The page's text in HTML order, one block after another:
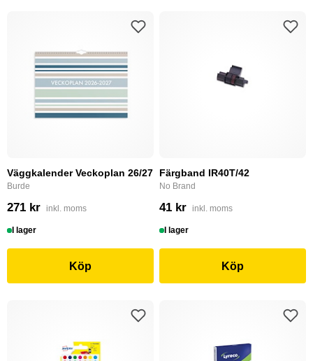
Väggkalender Veckoplan 26/27
Burde
271 kr inkl. moms
I lager
Köp
Färgband IR40T/42
No Brand
41 kr inkl. moms
I lager
Köp